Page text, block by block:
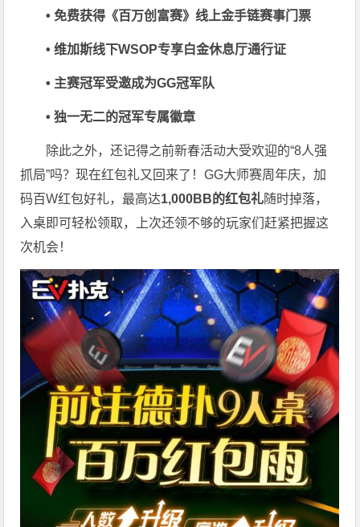
• 免费获得《百万创富赛》线上金手链赛事门票
• 维加斯线下WSOP专享白金休息厅通行证
• 主赛冠军受邀成为GG冠军队
• 独一无二的冠军专属徽章
除此之外，还记得之前新春活动大受欢迎的“8人强
抓局”吗？现在红包礼又回来了！GG大师赛周年庆，加
码百W红包好礼，最高达1,000BB的红包礼随时掉落，
入桌即可轻松领取，上次还领不够的玩家们赶紧把握这
次机会！